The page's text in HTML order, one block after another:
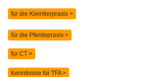
für die Kleintierpraxis >
für die Pferdepraxis >
für CT >
Kenntnisse für TFA >